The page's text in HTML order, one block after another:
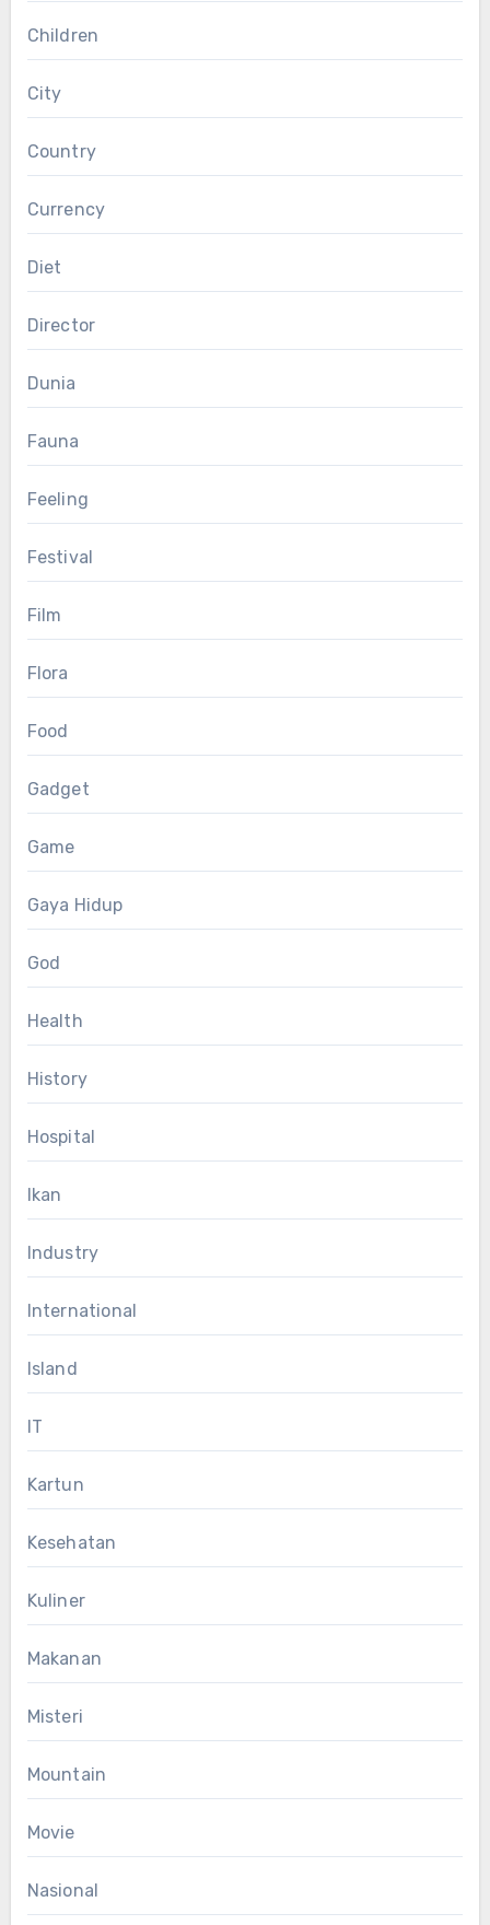
Children
City
Country
Currency
Diet
Director
Dunia
Fauna
Feeling
Festival
Film
Flora
Food
Gadget
Game
Gaya Hidup
God
Health
History
Hospital
Ikan
Industry
International
Island
IT
Kartun
Kesehatan
Kuliner
Makanan
Misteri
Mountain
Movie
Nasional